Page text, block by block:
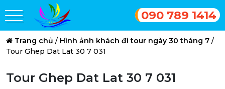
090 789 1414
Trang chủ / Hình ảnh khách đi tour ngày 30 tháng 7 /
Tour Ghep Dat Lat 30 7 031
Tour Ghep Dat Lat 30 7 031